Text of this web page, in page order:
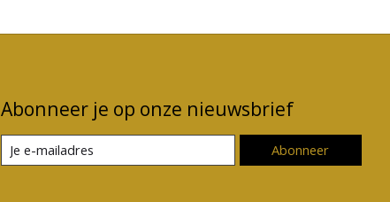
Abonneer je op onze nieuwsbrief
Abonneer